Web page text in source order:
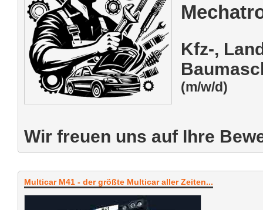
Kfz-,
(m/w/d)
Wir freuen uns auf Ihre
Multicar M41 - der größte Multicar aller Zeiten...